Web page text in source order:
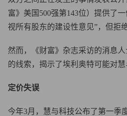
富》美国500强第143位）提供了
视所有股东的建设性意见”，但拒
然而，《财富》杂志采访的消息
的线索，揭示了埃利奥特可能对慧
定价失误
今年3月，慧与科技公布了第一季